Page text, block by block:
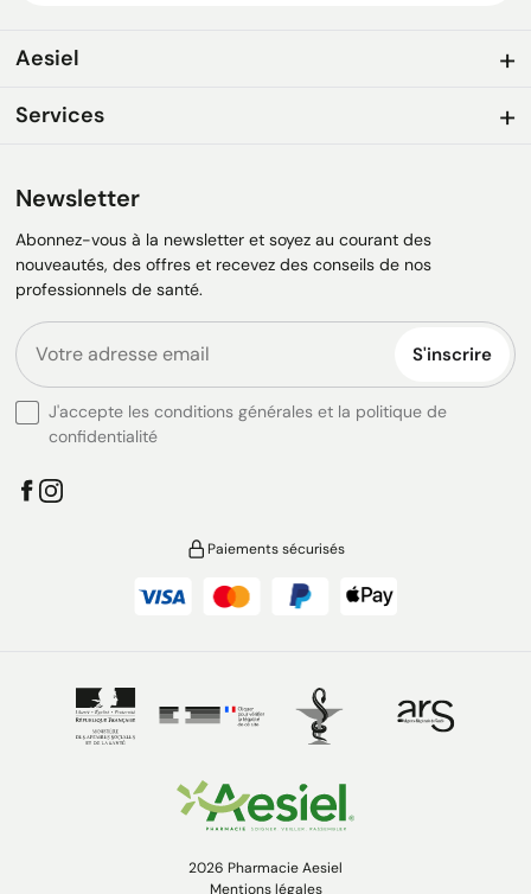
Aesiel
Services
Newsletter
Abonnez-vous à la newsletter et soyez au courant des
nouveautés, des offres et recevez des conseils de nos
professionnels de santé.
S'inscrire
J'accepte les conditions générales et la politique de
confidentialité
Paiements sécurisés
2026 Pharmacie Aesiel
Mentions légales